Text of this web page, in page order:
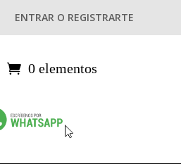
ENTRAR O REGISTRARTE
0 elementos